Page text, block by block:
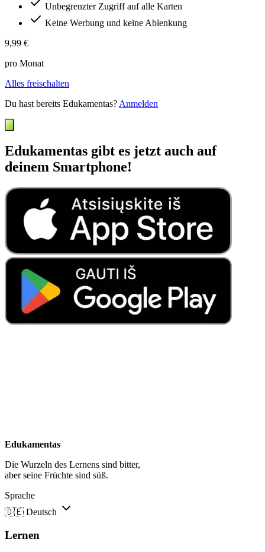
Unbegrenzter Zugriff auf alle Karten
Keine Werbung und keine Ablenkung
9,99 €
pro Monat
Alles freischalten
Du hast bereits Edukamentas? Anmelden
Edukamentas gibt es jetzt auch auf
deinem Smartphone!
Edukamentas
Die Wurzeln des Lernens sind bitter,
aber seine Früchte sind süß.
Sprache
🇩🇪 Deutsch
Lernen